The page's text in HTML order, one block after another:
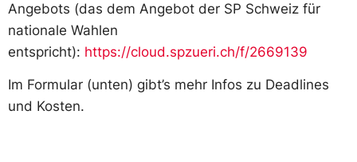
Angebots (das dem Angebot der SP Schweiz für
nationale Wahlen
entspricht): https://cloud.spzueri.ch/f/2669139
Im Formular (unten) gibt’s mehr Infos zu Deadlines
und Kosten.